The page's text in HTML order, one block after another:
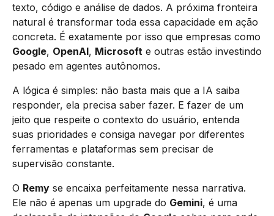
texto, código e análise de dados. A próxima fronteira
natural é transformar toda essa capacidade em ação
concreta. É exatamente por isso que empresas como
Google, OpenAI, Microsoft e outras estão investindo
pesado em agentes autônomos.
A lógica é simples: não basta mais que a IA saiba
responder, ela precisa saber fazer. E fazer de um
jeito que respeite o contexto do usuário, entenda
suas prioridades e consiga navegar por diferentes
ferramentas e plataformas sem precisar de
supervisão constante.
O Remy se encaixa perfeitamente nessa narrativa.
Ele não é apenas um upgrade do Gemini, é uma